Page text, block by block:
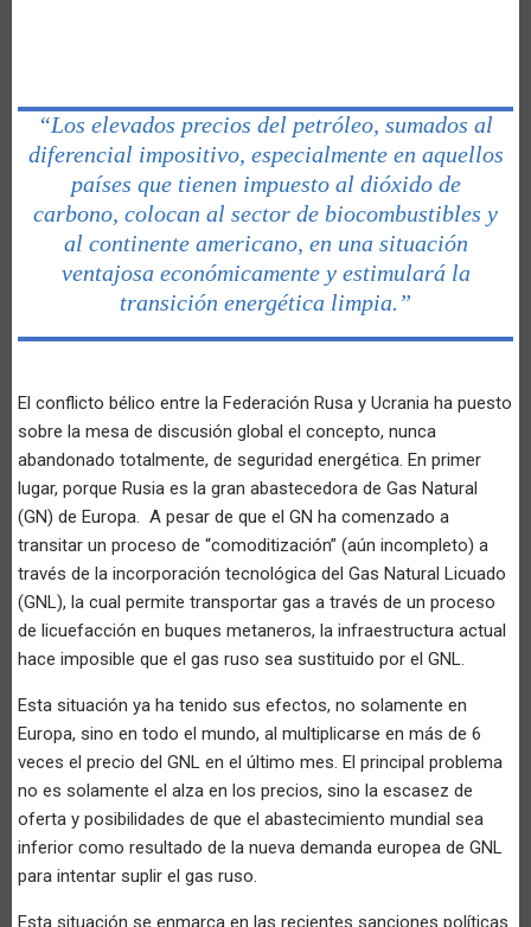
“Los elevados precios del petróleo, sumados al
diferencial impositivo, especialmente en aquellos
países que tienen impuesto al dióxido de
carbono, colocan al sector de biocombustibles y
al continente americano, en una situación
ventajosa económicamente y estimulará la
transición energética limpia.”
El conflicto bélico entre la Federación Rusa y Ucrania ha puesto
sobre la mesa de discusión global el concepto, nunca
abandonado totalmente, de seguridad energética. En primer
lugar, porque Rusia es la gran abastecedora de Gas Natural
(GN) de Europa. A pesar de que el GN ha comenzado a
transitar un proceso de “comoditización” (aún incompleto) a
través de la incorporación tecnológica del Gas Natural Licuado
(GNL), la cual permite transportar gas a través de un proceso
de licuefacción en buques metaneros, la infraestructura actual
hace imposible que el gas ruso sea sustituido por el GNL.
Esta situación ya ha tenido sus efectos, no solamente en
Europa, sino en todo el mundo, al multiplicarse en más de 6
veces el precio del GNL en el último mes. El principal problema
no es solamente el alza en los precios, sino la escasez de
oferta y posibilidades de que el abastecimiento mundial sea
inferior como resultado de la nueva demanda europea de GNL
para intentar suplir el gas ruso.
Esta situación se enmarca en las recientes sanciones políticas